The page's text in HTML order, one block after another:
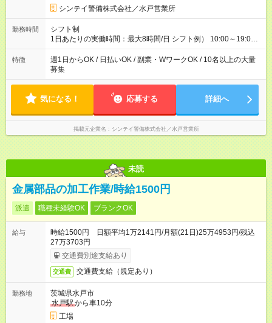
と同じです。
シンテイ警備株式会社／水戸営業所
勤務時間
シフト制
1日あたりの実働時間：最大8時間/日 シフト例） 10:00～19:00
＜ゆっくり自分のペースで働ける＞ 茨城県でのイベントの場合
日給：10,500円＋交通費×日数 （週1日勤務） ⇒40,000円以上
＜しっかり働ける＞ 茨城県でのイベントの場合 日給：10,500円
＋交通費×日数 （週4日勤務） ⇒160,000円以上
特徴
週1日からOK / 日払いOK / 副業・WワークOK / 10名以上の大量
募集
気になる！ 応募する 詳細へ
掲載元企業名 シンテイ警備株式会社／水戸営業所
未読
金属部品の加工作業/時給1500円
派遣 職種未経験OK ブランクOK
給与
時給1500円 日額平均1万2141円/月額(21日)25万4953円/残込
27万3703円
交通費別途支給あり
交通費 交通費支給（規定あり）
勤務地
茨城県水戸市
水戸駅から車10分
工場